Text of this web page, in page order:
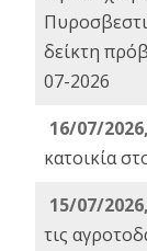
δείκτη
07-2026
16/07/
κατοικία
15/07/
τις